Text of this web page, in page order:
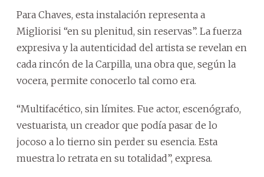
Para Chaves, esta instalación representa a
Migliorisi “en su plenitud, sin reservas”. La fuerza
expresiva y la autenticidad del artista se revelan en
cada rincón de la Carpilla, una obra que, según la
vocera, permite conocerlo tal como era.
“Multifacético, sin límites. Fue actor, escenógrafo,
vestuarista, un creador que podía pasar de lo
jocoso a lo tierno sin perder su esencia. Esta
muestra lo retrata en su totalidad”, expresa.